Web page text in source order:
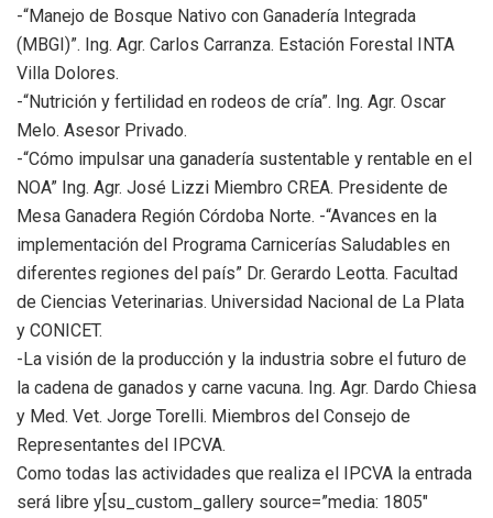
-“Manejo de Bosque Nativo con Ganadería Integrada
(MBGI)”. Ing. Agr. Carlos Carranza. Estación Forestal INTA
Villa Dolores.
-“Nutrición y fertilidad en rodeos de cría”. Ing. Agr. Oscar
Melo. Asesor Privado.
-“Cómo impulsar una ganadería sustentable y rentable en el
NOA” Ing. Agr. José Lizzi Miembro CREA. Presidente de
Mesa Ganadera Región Córdoba Norte. -“Avances en la
implementación del Programa Carnicerías Saludables en
diferentes regiones del país” Dr. Gerardo Leotta. Facultad
de Ciencias Veterinarias. Universidad Nacional de La Plata
y CONICET.
-La visión de la producción y la industria sobre el futuro de
la cadena de ganados y carne vacuna. Ing. Agr. Dardo Chiesa
y Med. Vet. Jorge Torelli. Miembros del Consejo de
Representantes del IPCVA.
Como todas las actividades que realiza el IPCVA la entrada
será libre y[su_custom_gallery source=”media: 1805″